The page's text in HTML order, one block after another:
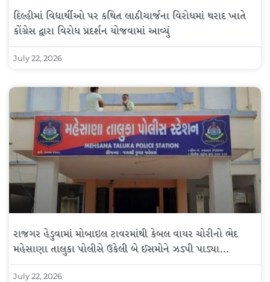
દિલ્હીમાં વિદ્યાર્થીઓ પર કથિત લાઠીચાર્જના વિરોધમાં થરાદ ખાતે
કોંગ્રેસ દ્વારા વિરોધ પ્રદર્શન યોજવામાં આવ્યું
July 22, 2026
રાજગર હેડુવામાં મોબાઇલ ટાવરમાંથી કેબલ વાયર ચોરીનો ભેદ
મહેસાણા તાલુકા પોલીસે ઉકેલી બે ઈસમોને ઝડપી પાડ્યા…
July 22, 2026